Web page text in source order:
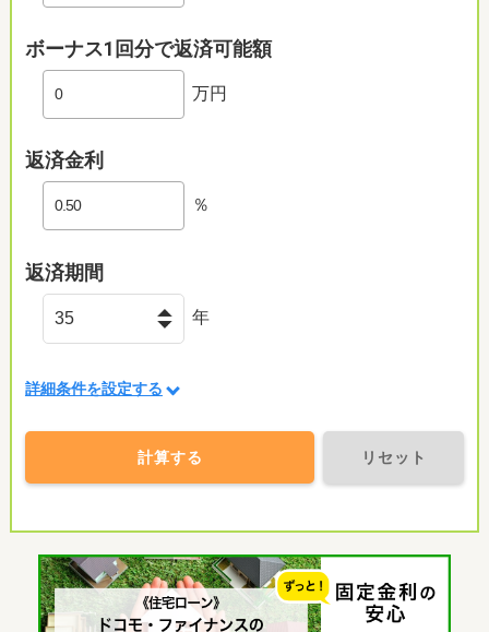
ボーナス1回分で返済可能額
万円
返済金利
％
返済期間
年
詳細条件を設定する
計算する リセット